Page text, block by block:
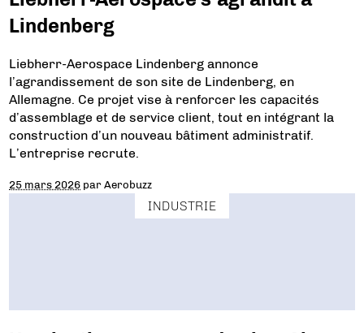
Lindenberg
Liebherr-Aerospace Lindenberg annonce
l’agrandissement de son site de Lindenberg, en
Allemagne. Ce projet vise à renforcer les capacités
d’assemblage et de service client, tout en intégrant la
construction d’un nouveau bâtiment administratif.
L’entreprise recrute.
25 mars 2026 parAerobuzz
INDUSTRIE